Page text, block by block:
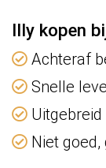
Illy kopen
Achteraf
Snelle
Niet